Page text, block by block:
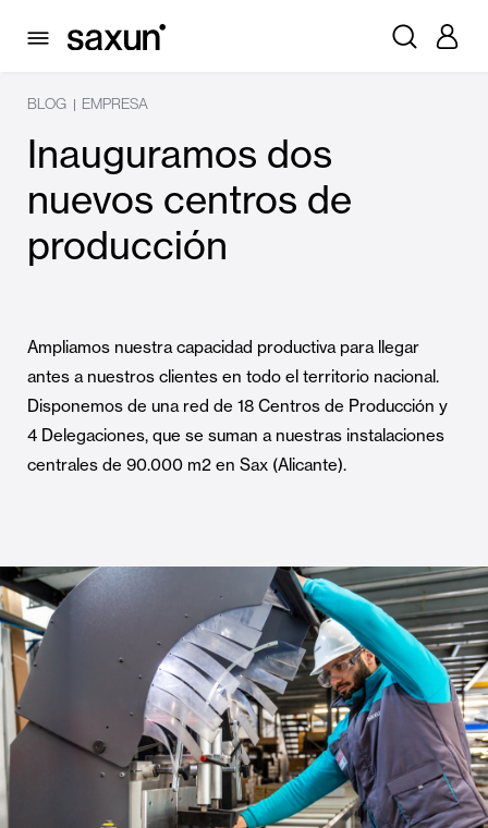
BLOG | EMPRESA
Inauguramos dos
nuevos centros de
producción
Ampliamos nuestra capacidad productiva para llegar
antes a nuestros clientes en todo el territorio nacional.
Disponemos de una red de 18 Centros de Producción y
4 Delegaciones, que se suman a nuestras instalaciones
centrales de 90.000 m2 en Sax (Alicante).